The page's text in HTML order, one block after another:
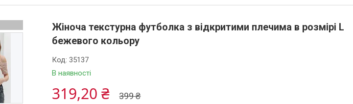
Жіноча текстурна футболка з відкритими плечима в розмірі L
бежевого кольору
В наявності
Код:35137
399 ₴
319,20 ₴